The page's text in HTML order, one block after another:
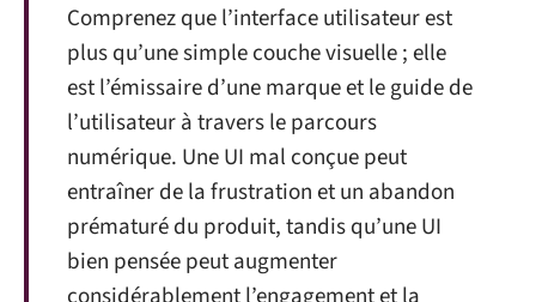
Comprenez que l’interface utilisateur est
plus qu’une simple couche visuelle ; elle
est l’émissaire d’une marque et le guide de
l’utilisateur à travers le parcours
numérique. Une UI mal conçue peut
entraîner de la frustration et un abandon
prématuré du produit, tandis qu’une UI
bien pensée peut augmenter